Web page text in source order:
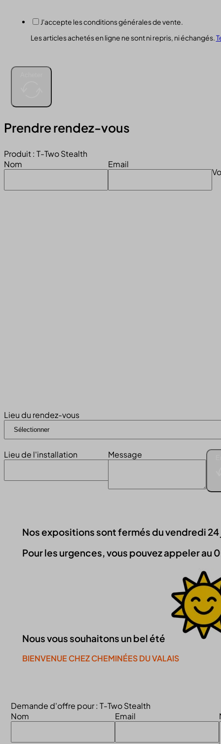
J'accepte les conditions générales de vente.
Les articles achetés en ligne ne sont ni repris, ni échangés.
Prendre rendez-vous
Produit : T-Two Stealth
Nom
Email
Lieu du rendez-vous
Lieu de l'installation Message
Nos expositions sont fermés du vendredi 24
Pour les urgences, vous pouvez appeler au
Nous vous souhaitons un bel été
BIENVENUE CHEZ CHEMINÉES DU VALAIS
Demande d'offre pour : T-Two Stealth
Nom
Email